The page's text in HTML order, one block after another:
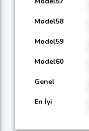
Model58
Model59
Model60
Genel
En İyi